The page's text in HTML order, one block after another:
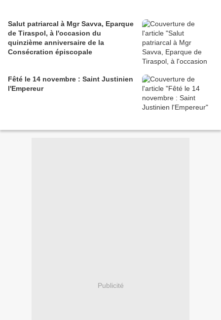
Salut patriarcal à Mgr Savva, Eparque
de Tiraspol, à l'occasion du
quinzième anniversaire de la
Consécration épiscopale
Fêté le 14 novembre : Saint Justinien
l'Empereur
Publicité